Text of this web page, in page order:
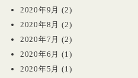
2020年9月 (2)
2020年8月 (2)
2020年7月 (2)
2020年6月 (1)
2020年5月 (1)